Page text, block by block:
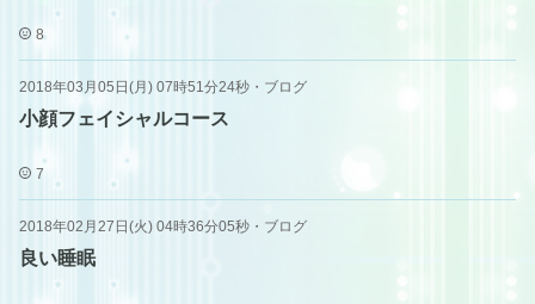
8
2018年03月05日(月) 07時51分24秒 ・ ブログ
小顔フェイシャルコース
7
2018年02月27日(火) 04時36分05秒 ・ ブログ
良い睡眠